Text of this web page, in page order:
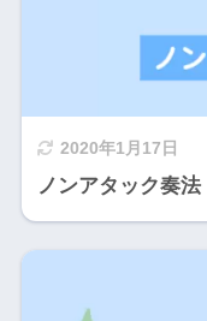
2020年1月17日
ノンアタック奏法